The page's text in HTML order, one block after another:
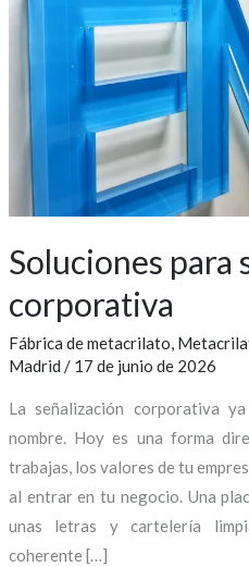
Soluciones para
corporativa
Fábrica de metacrilato,
Madrid / 17 de junio de 2026
La señalización corporativa
nombre. Hoy es una forma
trabajas, los valores de tu
al entrar en tu negocio. Una
unas letras y cartelería
coherente […]
señalización
corporativa